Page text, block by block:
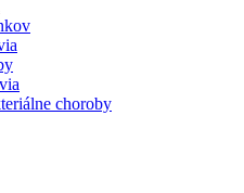
choroby